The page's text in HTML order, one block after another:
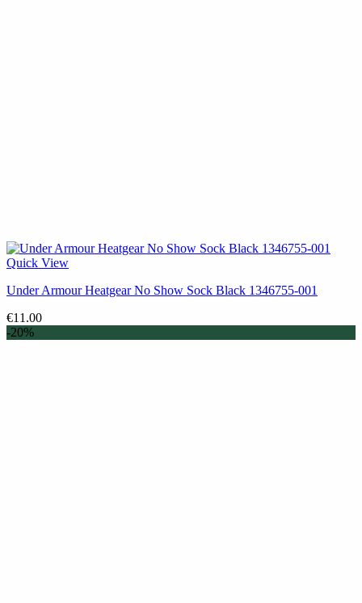
Quick View
Under Armour Heatgear No Show Sock Black 1346755-001
€11.00
-20%